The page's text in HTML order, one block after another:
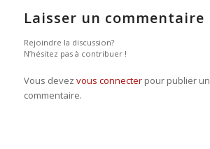
Laisser un commentaire
Rejoindre la discussion?
N’hésitez pas à contribuer !
Vous devez vous connecterpour publier un
commentaire.